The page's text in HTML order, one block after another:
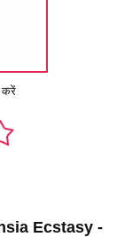
करें
Ecstasy -